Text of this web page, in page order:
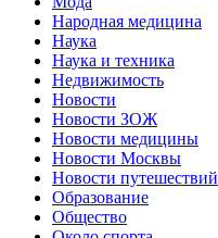
Народная медицина
Наука
Наука и техника
Недвижимость
Новости
Новости ЗОЖ
Новости медицины
Новости Москвы
Новости путешествий
Образование
Общество